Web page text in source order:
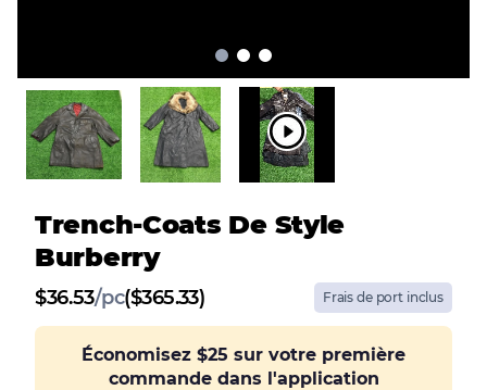
Trench-Coats De Style
Burberry
$36.53/pc($365.33) Frais de port inclus
Économisez $25 sur votre première
commande dans l'application